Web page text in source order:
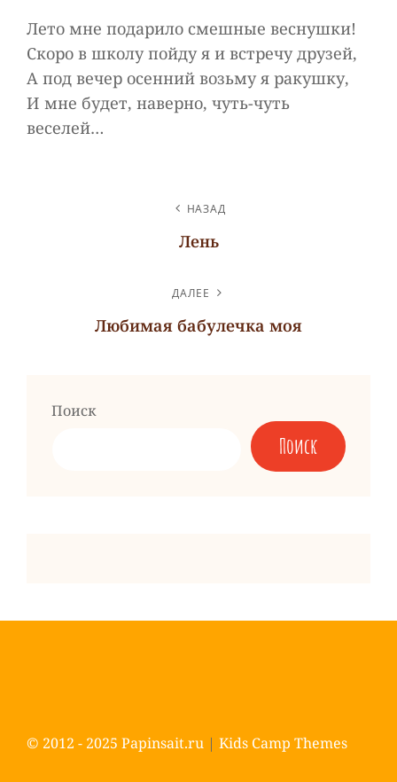
Лето мне подарило смешные веснушки!
Скоро в школу пойду я и встречу друзей,
А под вечер осенний возьму я ракушку,
И мне будет, наверно, чуть-чуть
веселей…
НАЗАД
Лень
ДАЛЕЕ
Любимая бабулечка моя
Поиск
Поиск
© 2012 - 2025 Papinsait.ru | Kids Camp Themes